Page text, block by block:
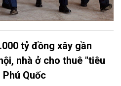
tỷ đồng xây gần
nhà ở cho thuê "tiêu
Quốc